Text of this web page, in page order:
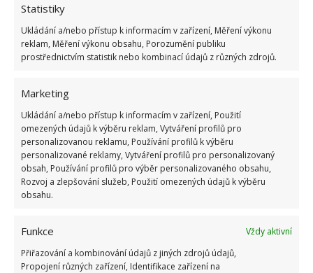
Statistiky
Ukládání a/nebo přístup k informacím v zařízení, Měření výkonu
reklam, Měření výkonu obsahu, Porozumění publiku
prostřednictvím statistik nebo kombinací údajů z různých zdrojů.
Marketing
Ukládání a/nebo přístup k informacím v zařízení, Použití
omezených údajů k výběru reklam, Vytváření profilů pro
personalizovanou reklamu, Používání profilů k výběru
personalizované reklamy, Vytváření profilů pro personalizovaný
obsah, Používání profilů pro výběr personalizovaného obsahu,
Rozvoj a zlepšování služeb, Použití omezených údajů k výběru
obsahu.
Funkce
Vždy aktivní
Přiřazování a kombinování údajů z jiných zdrojů údajů,
Propojení různých zařízení, Identifikace zařízení na
bílou barvu, která imituje sníh. Barevně můžete šišky
sladit s dalšími ozdobami.
6. Vánoční strom s růžemi
K výrobě této krásné dekorace je potřeba: květináč,